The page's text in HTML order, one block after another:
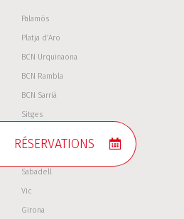
Palamós
Platja d’Aro
BCN Urquinaona
BCN Rambla
BCN Sarrià
Sitges
Sabadell
Vic
Girona
RÉSERVATIONS